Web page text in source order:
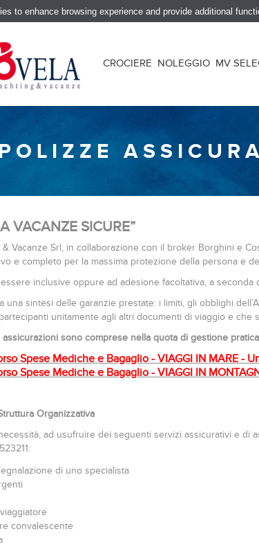
CROCIERE NOLEGGIO MV
POLIZZE
VACANZE SICURE”
& Vacanze Srl, in collaborazione con il broker Borghini e
e completo per la massima protezione della persona e
inclusive oppure ad adesione facoltativa, a
una sintesi delle garanzie prestate: i limiti, gli obblighi
unitamente agli altri documenti di viaggio e che
sono comprese nella quota di gestione
Spese Mediche e Bagaglio - VIAGGI IN MARE -
Spese Mediche e Bagaglio - VIAGGI IN
Organizzativa
ad usufruire dei seguenti servizi assicurativi e di
di uno specialista
convalescente
to enhance browsing experience and provide additional